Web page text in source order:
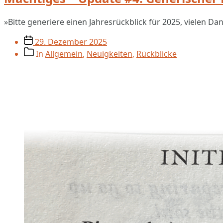
»Bitte generiere einen Jahresrückblick für 2025, vielen
Veröffentlichungsdatum
29. Dezember 2025
Beitragskategorien
In Allgemein, Neuigkeiten, Rückblicke